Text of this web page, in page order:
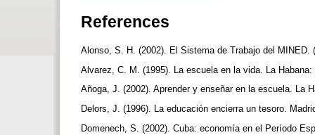
References
Alonso, S. H. (2002). El Sistema de Trabajo del
Alvarez, C. M. (1995). La escuela en la vida. La
Añoga, J. (2002). Aprender y enseñar en la escuela. La
Delors, J. (1996). La educación encierra un tesoro.
Domenech, S. (2002). Cuba: economía en el Período